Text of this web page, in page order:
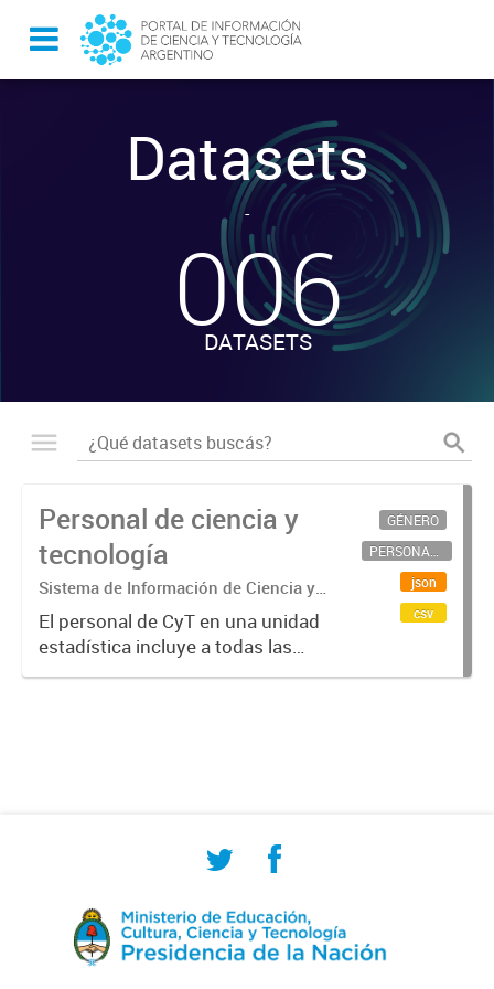
Datasets
-
006
DATASETS
Personal de ciencia y
tecnología
Sistema de Información de Ciencia y
Tecnología Argentino (SICYTAR)
El personal de CyT en una unidad
estadística incluye a todas las
personas involucradas
GÉNERO
PERSONAL CIENTÍFICO-TECNOLÓGICO
json
csv